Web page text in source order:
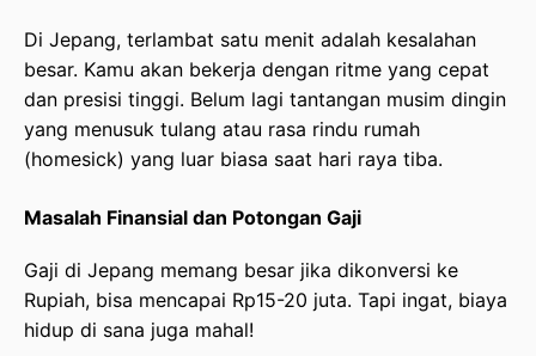
Di Jepang, terlambat satu menit adalah kesalahan
besar. Kamu akan bekerja dengan ritme yang cepat
dan presisi tinggi. Belum lagi tantangan musim dingin
yang menusuk tulang atau rasa rindu rumah
(homesick) yang luar biasa saat hari raya tiba.
Masalah Finansial dan Potongan Gaji
Gaji di Jepang memang besar jika dikonversi ke
Rupiah, bisa mencapai Rp15-20 juta. Tapi ingat, biaya
hidup di sana juga mahal!